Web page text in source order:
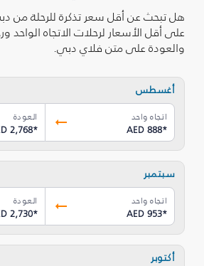
هل تبحث عن أقل سعر تذكرة للرحلة من
على أقل الأسعار لرحلات الاتجاه الواحد
والعودة على متن فلاي دبي.
أغسطس
اتجاه واحد
AED 888*
العودة
2,768*
سبتمبر
اتجاه واحد
AED 953*
العودة
2,730*
أكتوبر